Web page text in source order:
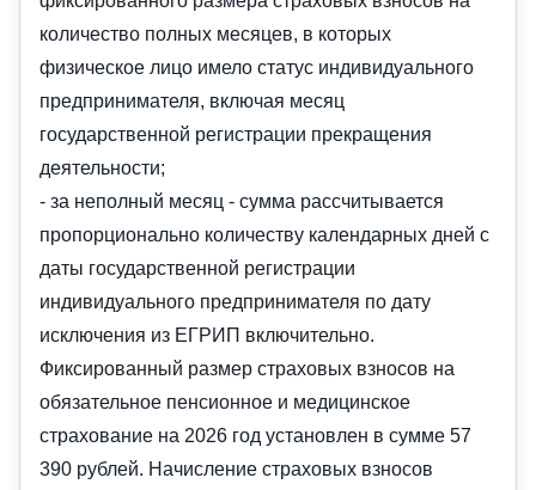
количество полных месяцев, в которых
физическое лицо имело статус индивидуального
предпринимателя, включая месяц
государственной регистрации прекращения
деятельности;
- за неполный месяц - сумма рассчитывается
пропорционально количеству календарных дней с
даты государственной регистрации
индивидуального предпринимателя по дату
исключения из ЕГРИП включительно.
Фиксированный размер страховых взносов на
обязательное пенсионное и медицинское
страхование на 2026 год установлен в сумме 57
390 рублей. Начисление страховых взносов